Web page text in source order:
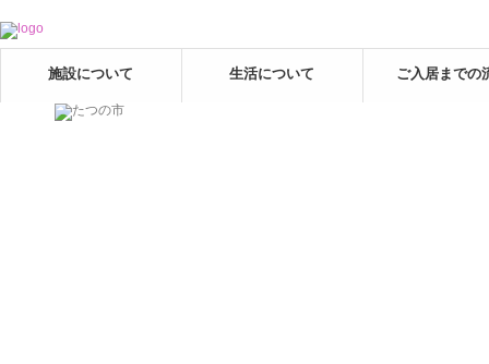
施設について 生活について ご入居までの